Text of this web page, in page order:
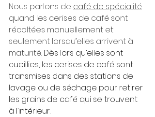
Nous parlons de café de spécialité
quand les cerises de café sont
récoltées manuellement et
seulement lorsqu’elles arrivent à
maturité. Dès lors qu’elles sont
cueillies, les cerises de café sont
transmises dans des stations de
lavage ou de séchage pour retirer
les grains de café qui se trouvent
à l’intérieur.